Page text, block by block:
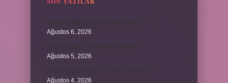
SON YAZILAR
Ağustos 6, 2026
Ağustos 5, 2026
Ağustos 4, 2026